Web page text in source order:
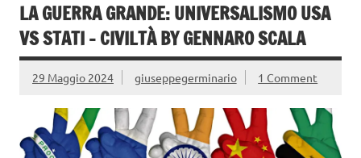
LA GUERRA GRANDE: UNIVERSALISMO USA
VS STATI – CIVILTÀ BY GENNARO SCALA
29 Maggio 2024 giuseppegerminario 1 Comment